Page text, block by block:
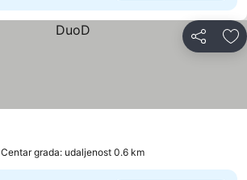
Deli
Centar grada: udaljenost 0.6 km